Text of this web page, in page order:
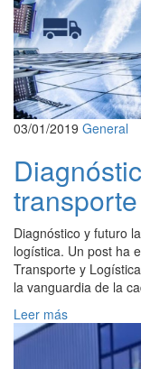
03/01/2019 General
Diagnóstico y futuro
logística. Un post ha
Transporte y
la vanguardia de la
Leer más